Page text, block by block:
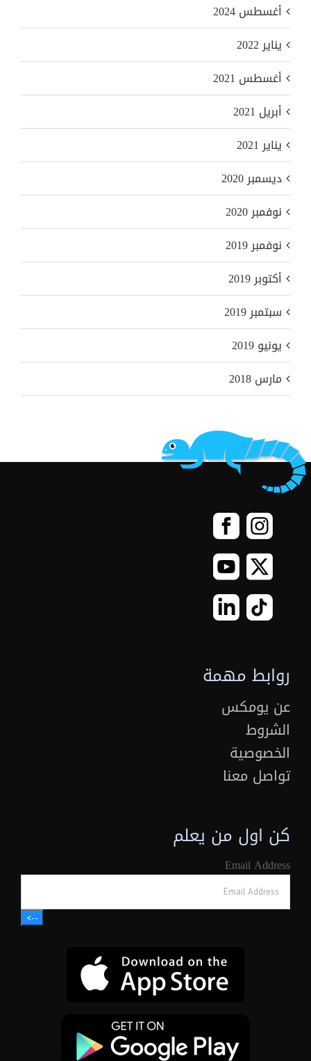
أغسطس 2024
يناير 2022
أغسطس 2021
أبريل 2021
يناير 2021
ديسمبر 2020
نوفمبر 2020
نوفمبر 2019
أكتوبر 2019
سبتمبر 2019
يونيو 2019
مارس 2018
روابط مهمة
عن يومكس
الشروط
الخصوصية
تواصل معنا
كن اول من يعلم
Email Address